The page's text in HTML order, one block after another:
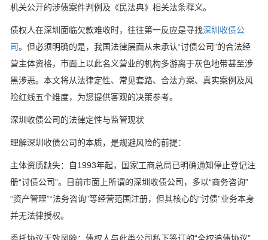
机关公开的涉债案件判例及《民法典》相关法条释义。
债权人在深圳面临欠款难收时，往往第一反应是寻找深圳收债公
司。但必须明确的是，我国法律层面从未承认“讨债公司”的合法经
营主体资格，市面上以此名义营业的机构多游离于灰色地带甚至涉
黑涉恶。本文将从法律定性、常见套路、合法方案、真实案例及风
险红线五个维度，为您提供客观的决策参考。
深圳收债公司的法律定性与监管现状
理解深圳收债公司的本质，是规避风险的前提：
主体资质缺失：自1993年起，国家工商总局已明确通知停止登记注
册“讨债公司”。目前市面上所谓的深圳收债公司，多以“商务咨询”
“资产管理”“法务咨询”等经营范围注册，但其核心的“讨债”业务本身
并无法律授权。